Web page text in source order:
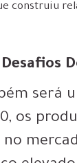
construiu
será
os